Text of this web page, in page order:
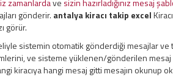
zamanlardave sizin hazırladığınız mesaj
gönderir. antalya kiracı takip excel
görür.
sistemin otomatik gönderdiği mesajlar ve
ve sisteme yüklenen/gönderilen
kiracıya hangi mesaj gitti mesajın okunup